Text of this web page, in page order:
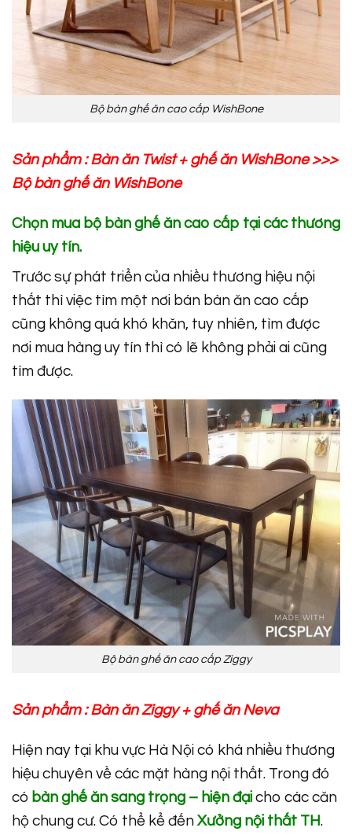
Bộ bàn ghế ăn cao cấp WishBone
Sản phẩm :Bàn ăn Twist+ ghế ăn WishBone>>>
Bộ bàn ghế ăn WishBone
Chọn mua bộ bàn ghế ăn cao cấp tại các thương
hiệu uy tín.
Trước sự phát triển của nhiều thương hiệu nội
thất thì việc tìm một nơi bán bàn ăn cao cấp
cũng không quá khó khăn, tuy nhiên, tìm được
nơi mua hàng uy tín thì có lẽ không phải ai cũng
tìm được.
Bộ bàn ghế ăn cao cấp Ziggy
Sản phẩm :Bàn ăn Ziggy+ ghế ăn Neva
Hiện nay tại khu vực Hà Nội có khá nhiều thương
hiệu chuyên về các mặt hàng nội thất. Trong đó
có bàn ghế ăn sang trọng – hiện đại cho các căn
hộ chung cư. Có thể kể đến Xưởng nội thất TH.